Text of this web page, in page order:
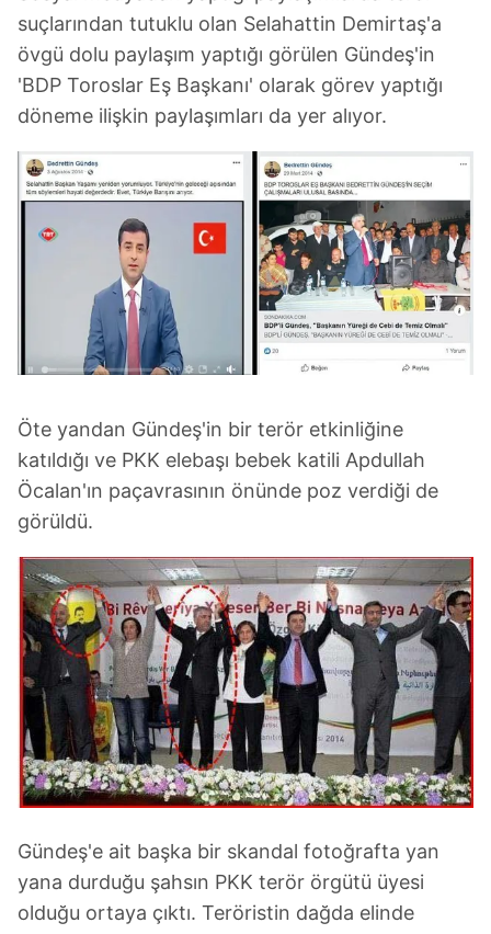
suçlarından tutuklu olan Selahattin Demirtaş'a
övgü dolu paylaşım yaptığı görülen Gündeş'in
'BDP Toroslar Eş Başkanı' olarak görev yaptığı
döneme ilişkin paylaşımları da yer alıyor.
Öte yandan Gündeş'in bir terör etkinliğine
katıldığı ve PKK elebaşı bebek katili Apdullah
Öcalan'ın paçavrasının önünde poz verdiği de
görüldü.
Gündeş'e ait başka bir skandal fotoğrafta yan
yana durduğu şahsın PKK terör örgütü üyesi
olduğu ortaya çıktı. Teröristin dağda elinde